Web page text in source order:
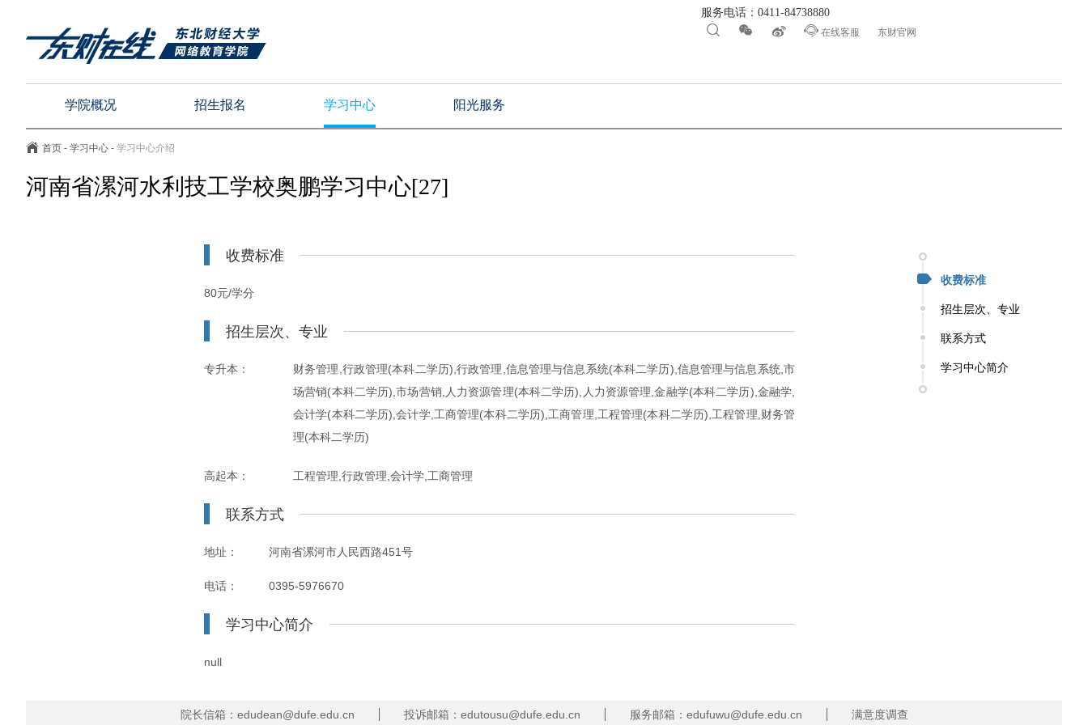
   在线客服 东财官网
服务电话：0411-84738880
学院概况 招生报名 学习中心 阳光服务
首页 - 学习中心 - 学习中心介绍
河南省漯河水利技工学校奥鹏学习中心[27]
收费标准
80元/学分
招生层次、专业
专升本：
财务管理,行政管理(本科二学历),行政管理,信息管理与信息系统(本科二学历),信息管理与信息系统,市
场营销(本科二学历),市场营销,人力资源管理(本科二学历),人力资源管理,金融学(本科二学历),金融学,
会计学(本科二学历),会计学,工商管理(本科二学历),工商管理,工程管理(本科二学历),工程管理,财务管
理(本科二学历)
高起本： 工程管理,行政管理,会计学,工商管理
联系方式
地址： 河南省漯河市人民西路451号
电话： 0395-5976670
学习中心简介
null
收费标准
招生层次、专业
联系方式
学习中心简介
院长信箱：edudean@dufe.edu.cn 投诉邮箱：edutousu@dufe.edu.cn 服务邮箱：edufuwu@dufe.edu.cn 满意度调查